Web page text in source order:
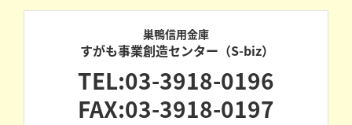
巣鴨信用金庫
すがも事業創造センター（S-biz）
TEL:03-3918-0196
FAX:03-3918-0197